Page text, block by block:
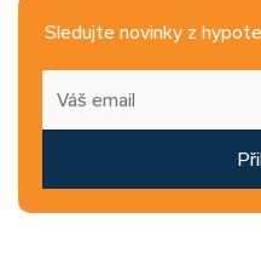
Sledujte novinky z